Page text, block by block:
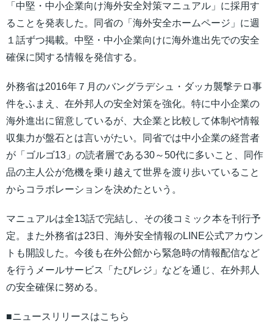
「中堅・中小企業向け海外安全対策マニュアル」に採用す
ることを発表した。同省の「海外安全ホームページ」に週
１話ずつ掲載。中堅・中小企業向けに海外進出先での安全
確保に関する情報を発信する。
外務省は2016年７月のバングラデシュ・ダッカ襲撃テロ事
件をふまえ、在外邦人の安全対策を強化。特に中小企業の
海外進出に留意しているが、大企業と比較して体制や情報
収集力が盤石とは言いがたい。同省では中小企業の経営者
が「ゴルゴ13」の読者層である30～50代に多いこと、同作
品の主人公が危機を乗り越えて世界を渡り歩いていること
からコラボレーションを決めたという。
マニュアルは全13話で完結し、その後コミック本を刊行予
定。また外務省は23日、海外安全情報のLINE公式アカウン
トも開設した。今後も在外公館から緊急時の情報配信など
を行うメールサービス「たびレジ」などを通じ、在外邦人
の安全確保に努める。
■ニュースリリースはこちら